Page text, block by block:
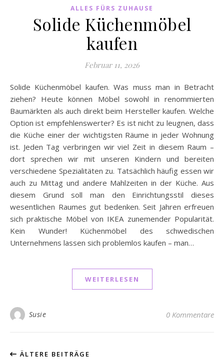
ALLES FÜRS ZUHAUSE
Solide Küchenmöbel
kaufen
Februar 11, 2026
Solide Küchenmöbel kaufen. Was muss man in Betracht
ziehen? Heute können Möbel sowohl in renommierten
Baumärkten als auch direkt beim Hersteller kaufen. Welche
Option ist empfehlenswerter? Es ist nicht zu leugnen, dass
die Küche einer der wichtigsten Räume in jeder Wohnung
ist. Jeden Tag verbringen wir viel Zeit in diesem Raum –
dort sprechen wir mit unseren Kindern und bereiten
verschiedene Spezialitäten zu. Tatsächlich häufig essen wir
auch zu Mittag und andere Mahlzeiten in der Küche. Aus
diesem Grund soll man den Einrichtungsstil dieses
wesentlichen Raumes gut bedenken. Seit Jahren erfreuen
sich praktische Möbel von IKEA zunemender Popularität.
Kein Wunder! Küchenmöbel des schwedischen
Unternehmens lassen sich problemlos kaufen – man…
WEITERLESEN
Susie 0 Kommentare
ÄLTERE BEITRÄGE